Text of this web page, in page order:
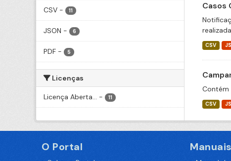
CSV - 11
JSON - 6
PDF - 5
Licenças
Licença Aberta... - 11
Casos
CSV
Contém
CSV
O Portal